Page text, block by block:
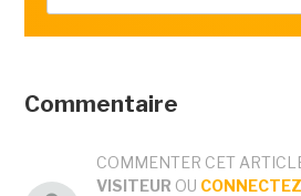
Commentaire
COMMENTER CET
VISITEUR OU